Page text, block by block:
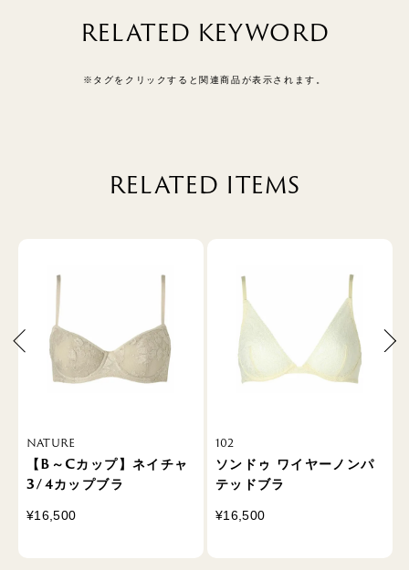
RELATED KEYWORD
※タグをクリックすると関連商品が表示されます。
RELATED ITEMS
NATURE
【B～Cカップ】ネイチャ
3/4カップブラ
¥16,500
102
ソンドゥ ワイヤーノンパ
テッドブラ
¥16,500